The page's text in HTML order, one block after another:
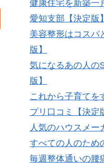
健康住宅を新築一
愛知支部【決定版】
美容整形はコスパ
版】
気になるあの人の
版】
これから子育てを
プリ口コミ【決定
人気のハウスメー
すべての人のため
毎週整体通いの腰